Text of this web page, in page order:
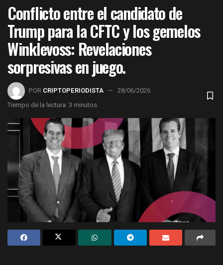
Conflicto entre el candidato de
Trump para la CFTC y los gemelos
Winklevoss: Revelaciones
sorpresivas en juego.
POR CRIPTOPERIODISTA
28/06/2026
Tiempo de la lectura: 3 minutos